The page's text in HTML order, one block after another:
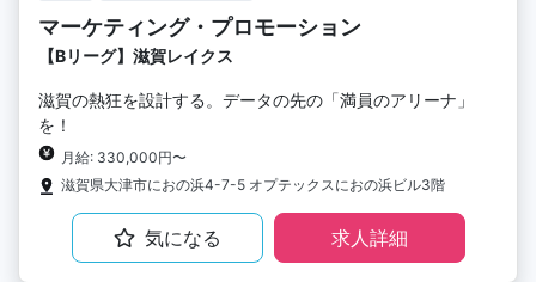
マーケティング・プロモーション
【Bリーグ】滋賀レイクス
滋賀の熱狂を設計する。データの先の「満員のアリーナ」
を！
月給: 330,000円〜
滋賀県大津市におの浜4-7-5 オプテックスにおの浜ビル3階
気になる 求人詳細